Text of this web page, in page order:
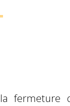
fermeture